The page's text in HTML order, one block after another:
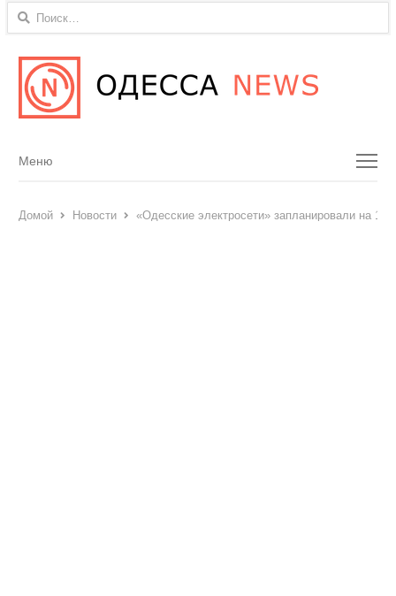
Найти:
Menu
Меню
Домой Новости «Одесские электросети» запланировали на 17